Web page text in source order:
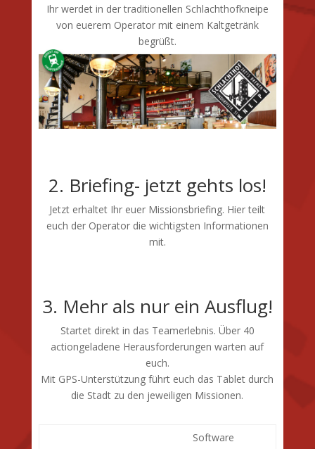
Ihr werdet in der traditionellen Schlachthofkneipe
von euerem Operator mit einem Kaltgetränk
begrüßt.
2. Briefing- jetzt gehts los!
Jetzt erhaltet Ihr euer Missionsbriefing. Hier teilt
euch der Operator die wichtigsten Informationen
mit.
3. Mehr als nur ein Ausflug!
Startet direkt in das Teamerlebnis. Über 40
actiongeladene Herausforderungen warten auf
euch.
Mit GPS-Unterstützung führt euch das Tablet durch
die Stadt zu den jeweiligen Missionen.
Software